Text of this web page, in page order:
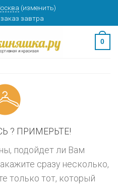
(изменить)
завтра
0
? ПРИМЕРЬТЕ!
подойдет ли Вам
сразу несколько,
только тот, который